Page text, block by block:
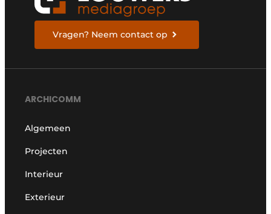
Vragen? Neem contact op
ARCHICOMM
Algemeen
Projecten
Interieur
Exterieur